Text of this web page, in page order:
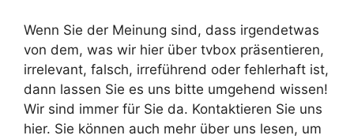
Wenn Sie der Meinung sind, dass irgendetwas
von dem, was wir hier über tvbox präsentieren,
irrelevant, falsch, irreführend oder fehlerhaft ist,
dann lassen Sie es uns bitte umgehend wissen!
Wir sind immer für Sie da. Kontaktieren Sie uns
hier. Sie können auch mehr über uns lesen, um